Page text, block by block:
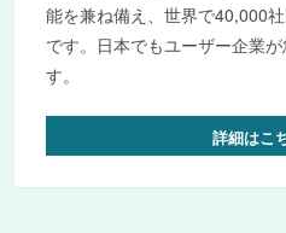
能を兼ね備え、世界で40,000
です。日本でもユーザー企業
す。​
詳細はこ